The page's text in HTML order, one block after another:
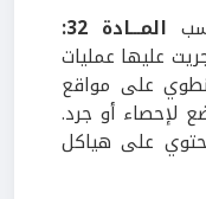
المـــادة 32:
عليها عمليات
على مواقع
لإحصاء أو جرد.
على هياكل